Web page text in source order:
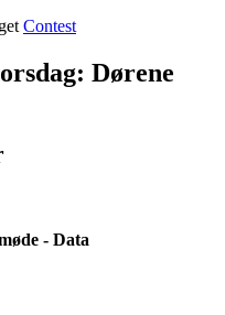
Contest
Dørene
- Data